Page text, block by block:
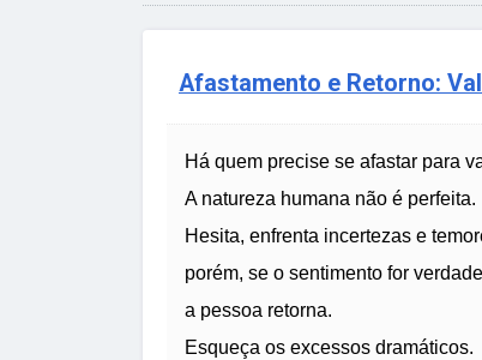
Afastamento e Retorno:
Há quem precise se afastar para
A natureza humana não é perfeita.
Hesita, enfrenta incertezas e
porém, se o sentimento for
a pessoa retorna.
Esqueça os excessos dramáticos.